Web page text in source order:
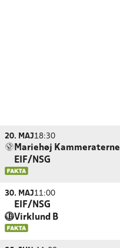
20. MAJ18:30
Mariehøj Kammeraterne
EIF/NSG
30. MAJ11:00
EIF/NSG
Virklund B